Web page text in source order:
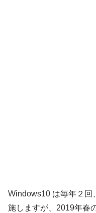
Windows10 は毎年２回
施しますが、2019年春